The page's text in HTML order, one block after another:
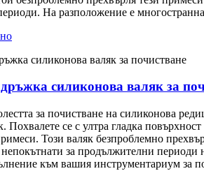
На разположение е
силиконова валяк за
за почистване на силиконова
Похвалете се с ултра гладка
Този валяк безпроблемно
непокътнати за продължителни
към вашия инструментариум за